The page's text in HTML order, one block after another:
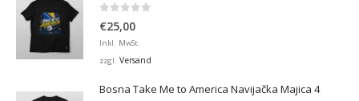
€25,00
Inkl. MwSt.
zzgl. Versand
Bosna Take Me to America Navijačka Majica 4